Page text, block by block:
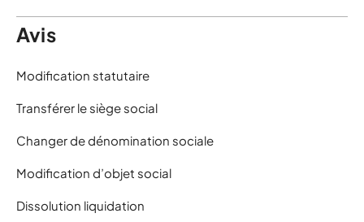
Avis
Modification statutaire
Transférer le siège social
Changer de dénomination sociale
Modification d’objet social
Dissolution liquidation